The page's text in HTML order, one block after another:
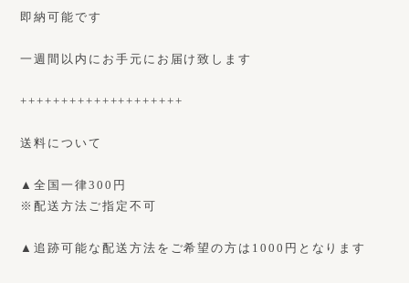
即納可能です
一週間以内にお手元にお届け致します
++++++++++++++++++++
送料について
▲全国一律300円
※配送方法ご指定不可
▲追跡可能な配送方法をご希望の方は1000円となります